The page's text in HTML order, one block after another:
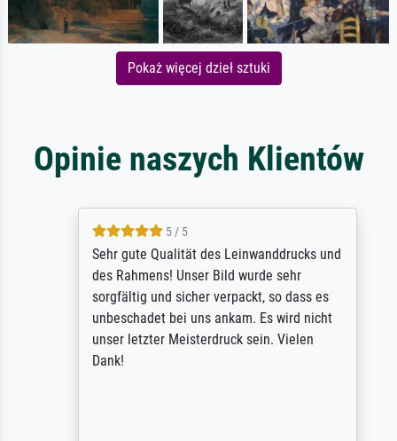
Pokaż więcej dzieł sztuki
Opinie naszych Klientów
5 / 5
Sehr gute Qualität des Leinwanddrucks und
des Rahmens! Unser Bild wurde sehr
sorgfältig und sicher verpackt, so dass es
unbeschadet bei uns ankam. Es wird nicht
unser letzter Meisterdruck sein. Vielen
Dank!